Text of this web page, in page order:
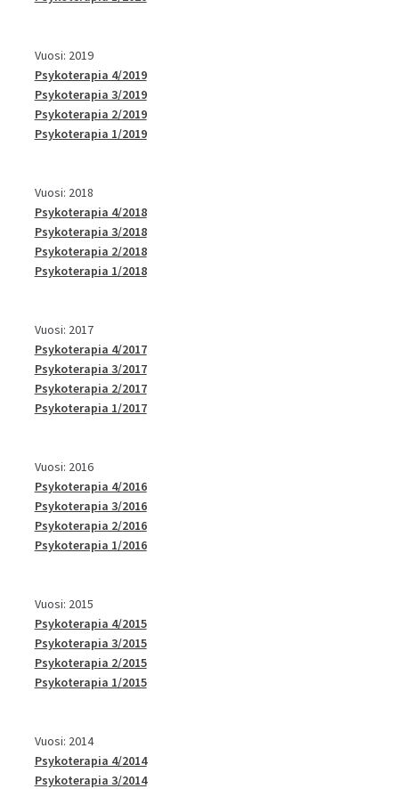
Vuosi: 2019
Psykoterapia 4/2019
Psykoterapia 3/2019
Psykoterapia 2/2019
Psykoterapia 1/2019
Vuosi: 2018
Psykoterapia 4/2018
Psykoterapia 3/2018
Psykoterapia 2/2018
Psykoterapia 1/2018
Vuosi: 2017
Psykoterapia 4/2017
Psykoterapia 3/2017
Psykoterapia 2/2017
Psykoterapia 1/2017
Vuosi: 2016
Psykoterapia 4/2016
Psykoterapia 3/2016
Psykoterapia 2/2016
Psykoterapia 1/2016
Vuosi: 2015
Psykoterapia 4/2015
Psykoterapia 3/2015
Psykoterapia 2/2015
Psykoterapia 1/2015
Vuosi: 2014
Psykoterapia 4/2014
Psykoterapia 3/2014